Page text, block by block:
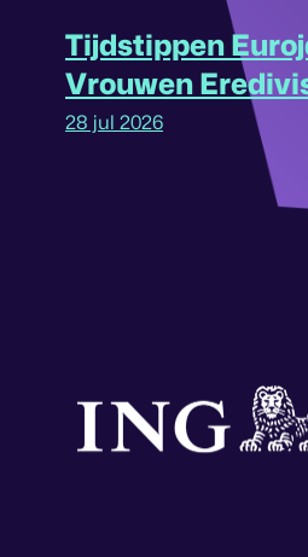
Tijdstippen
Vrouwen
omgedraaid
28 jul 2026